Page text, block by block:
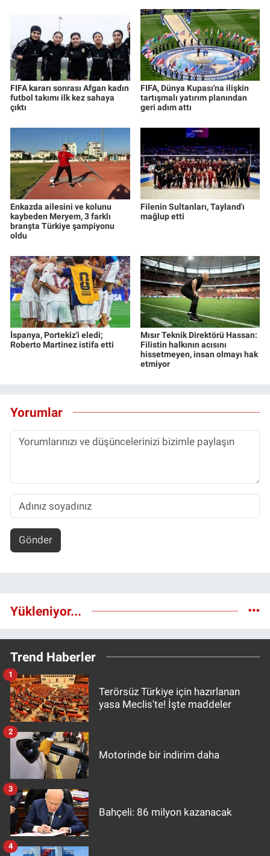
FIFA kararı sonrası Afgan kadın
futbol takımı ilk kez sahaya
çıktı
FIFA, Dünya Kupası'na ilişkin
tartışmalı yatırım planından
geri adım attı
Enkazda ailesini ve kolunu
kaybeden Meryem, 3 farklı
branşta Türkiye şampiyonu
oldu
Filenin Sultanları, Tayland'ı
mağlup etti
İspanya, Portekiz'i eledi;
Roberto Martinez istifa etti
Mısır Teknik Direktörü Hassan:
Filistin halkının acısını
hissetmeyen, insan olmayı hak
etmiyor
Yorumlar
Gönder
Yükleniyor...
Trend Haberler
Terörsüz Türkiye için hazırlanan
yasa Meclis'te! İşte maddeler
1
Motorinde bir indirim daha
2
Bahçeli: 86 milyon kazanacak
3
4